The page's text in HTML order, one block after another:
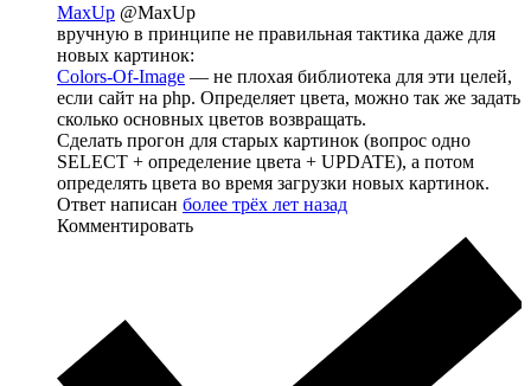
MaxUp @MaxUp
вручную в принципе не правильная тактика даже для
новых картинок:
Colors-Of-Image — не плохая библиотека для эти целей,
если сайт на php. Определяет цвета, можно так же задать
сколько основных цветов возвращать.
Сделать прогон для старых картинок (вопрос одно
SELECT + определение цвета + UPDATE), а потом
определять цвета во время загрузки новых картинок.
Ответ написан более трёх лет назад
Комментировать